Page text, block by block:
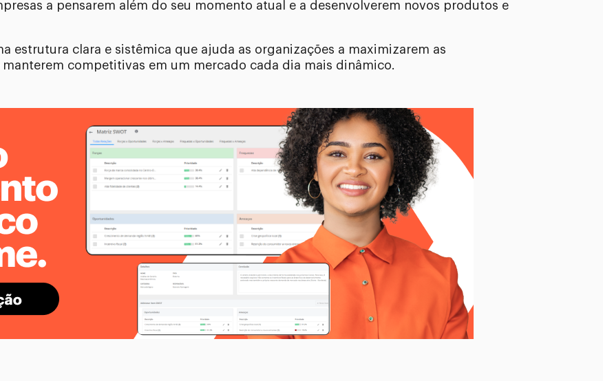
a pensarem além do seu momento atual e a desenvolverem novos produtos e
estrutura clara e sistêmica que ajuda as organizações a maximizarem as
competitivas em um mercado cada dia mais dinâmico.